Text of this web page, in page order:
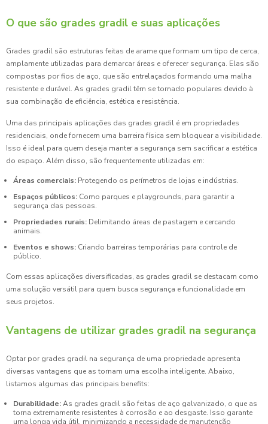
O que são grades gradil e suas aplicações
Grades gradil são estruturas feitas de arame que formam um tipo de cerca,
amplamente utilizadas para demarcar áreas e oferecer segurança. Elas são
compostas por fios de aço, que são entrelaçados formando uma malha
resistente e durável. As grades gradil têm se tornado populares devido à
sua combinação de eficiência, estética e resistência.
Uma das principais aplicações das grades gradil é em propriedades
residenciais, onde fornecem uma barreira física sem bloquear a visibilidade.
Isso é ideal para quem deseja manter a segurança sem sacrificar a estética
do espaço. Além disso, são frequentemente utilizadas em:
Áreas comerciais: Protegendo os perímetros de lojas e indústrias.
Espaços públicos: Como parques e playgrounds, para garantir a
segurança das pessoas.
Propriedades rurais: Delimitando áreas de pastagem e cercando
animais.
Eventos e shows: Criando barreiras temporárias para controle de
público.
Com essas aplicações diversificadas, as grades gradil se destacam como
uma solução versátil para quem busca segurança e funcionalidade em
seus projetos.
Vantagens de utilizar grades gradil na segurança
Optar por grades gradil na segurança de uma propriedade apresenta
diversas vantagens que as tornam uma escolha inteligente. Abaixo,
listamos algumas das principais benefits:
Durabilidade:As grades gradil são feitas de aço galvanizado, o que as
torna extremamente resistentes à corrosão e ao desgaste. Isso garante
uma longa vida útil, minimizando a necessidade de manutenção